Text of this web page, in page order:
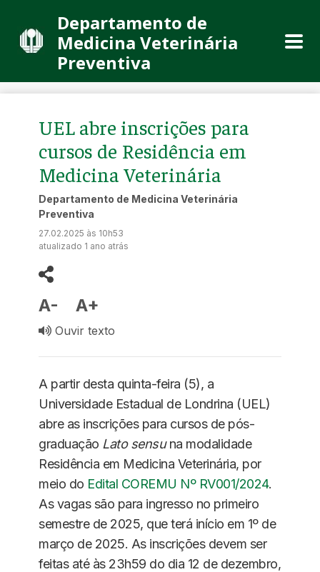
Departamento de
Medicina Veterinária
Preventiva
UEL abre inscrições para
cursos de Residência em
Medicina Veterinária
Departamento de Medicina Veterinária
Preventiva
27.02.2025 às 10h53
atualizado 1 ano atrás
A- A+
Ouvir texto
A partir desta quinta-feira (5), a
Universidade Estadual de Londrina (UEL)
abre as inscrições para cursos de pós-
graduação Lato sensuna modalidade
Residência em Medicina Veterinária, por
meio do Edital COREMU Nº RV001/2024.
As vagas são para ingresso no primeiro
semestre de 2025, que terá início em 1º de
março de 2025. As inscrições devem ser
feitas até às 23h59 do dia 12 de dezembro,